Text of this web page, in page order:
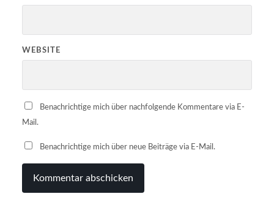
WEBSITE
Benachrichtige mich über nachfolgende Kommentare via E-
Mail.
Benachrichtige mich über neue Beiträge via E-Mail.